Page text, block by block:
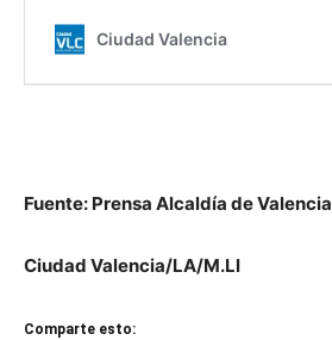
Fuente: Prensa Alcaldía de Valencia
Ciudad Valencia/LA/M.Ll
Comparte esto: